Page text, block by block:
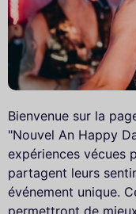
Bienvenue sur la
"Nouvel An Happy
expériences vécues
partagent leurs
événement unique.